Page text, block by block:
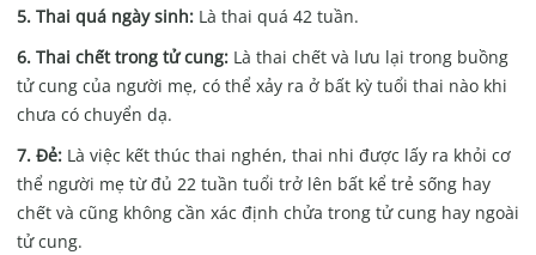
5. Thai quá ngày sinh:Là thai quá 42 tuần.
6. Thai chết trong tử cung:Là thai chết và lưu lại trong buồng
tử cung của người mẹ, có thể xảy ra ở bất kỳ tuổi thai nào khi
chưa có chuyển dạ.
7. Đẻ:Là việc kết thúc thai nghén, thai nhi được lấy ra khỏi cơ
thể người mẹ từ đủ 22 tuần tuổi trở lên bất kể trẻ sống hay
chết và cũng không cần xác định chửa trong tử cung hay ngoài
tử cung.